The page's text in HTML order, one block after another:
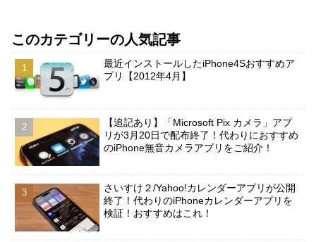
このカテゴリーの人気記事
最近インストールしたiPhone4Sおすすめア
プリ【2012年4月】
【追記あり】「Microsoft Pix カメラ」アプ
リが3月20日で配布終了！代わりにおすすめ
のiPhone無音カメラアプリをご紹介！
さいすけ２/Yahoo!カレンダーアプリが公開
終了！代わりのiPhoneカレンダーアプリを
検証！おすすめはこれ！